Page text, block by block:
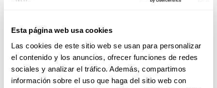
Esta página web usa cookies
Las cookies de este sitio web se usan para personalizar
el contenido y los anuncios, ofrecer funciones de redes
sociales y analizar el tráfico. Además, compartimos
información sobre el uso que haga del sitio web con
Todo sobre las verrugas